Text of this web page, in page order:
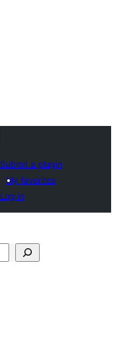
Submit a plugin
My favorites
Log in